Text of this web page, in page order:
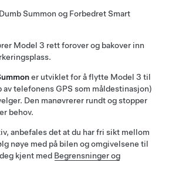
Dumb Summon og Forbedret Smart
Model 3 rett forover og bakover inn
er utviklet for å flytte Model 3 til
av telefonens GPS som måldestinasjon)
Den manøvrerer rundt og stopper
behov.
anbefales det at du har fri sikt mellom
nøye med på bilen og omgivelsene til
kjent med Begrensninger og